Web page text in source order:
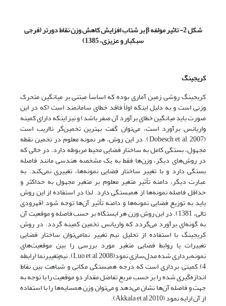
شکل 2 -تاثیر مولفهβبر شتاب افزایش کاهش وزن نقاط دورتر (فرجی
سبکبار و عزیزی، 1385)
کریجینگ
کریجینگ روشی زمین آماری بوده که اساساً مبتنی بر میانگین متحرک
وزنی است و به دلیل اینکه اولاً فاقد خطای سامانمند است (که در این
صورت باید میانگین خطای برآورد آن صفر باشد) و نیز اینکه دارای کمینه
واریانس برآورد است، می‌توان گفت بهترین تخمین‌گر نااریب است
(Dobesch et al, 2007). در این روش، هر نمونه معلوم در تخمین نقطه
مجهول، بستگی کامل به ساختار فضایی محیط مربوطه دارد. در حالی ‌که
در روش‌های دیگر، وزن‌ها فقط به یک مشخصه هندسی مانند فاصله
بستگی دارد و با تغییر ساختار فضایی نمونه‌ها، تغییری نمی‌کند. به
عبارت دیگر، دامنه تأثیر متغیر معلوم بر متغیر مجهول به حداکثر و
حداقل فاصله نمونه‌ها از همبستگی دارد. لذا در استفاده از این روش
باید به توزیع فضایی نمونه‌ها و دامنه تأثیر آن‌ها توجه شود (قهرودی
تالی، 1381). در این روش وزن هر ایستگاه بر حسب فاصله و موقعیت آن
به گونه‌ای برآورد می‌گردد که واریانس تخمین کمینه گردد. در روش
کریجینگ با استفاده از تحلیل نیم‌ تغییر نمامی‌توان ساختار فضایی
تغییرات یا روابط فضایی متغیر مورد بررسی را بین موقعیت‌های
نمونه‌برداری شده مدل‌سازی نمود(Luo et al, 2008). نیم‌تغییرنما (رابطه
4) کمیتی برداری است که درجه همبستگی مکانی و شباهت بین نقاط
اندازه‌گیری شده را بر حسب مربع تفاضل مقدار دو موقعیت را با توجه به
جهت و فاصله آن‌ها نشان می‌دهد و می‌توان وزن همسایه‌ها را با استفاده
از آن ارایه نمود (Akkala et al 2010).